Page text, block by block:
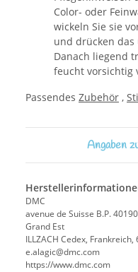
Color- oder
wickeln Sie sie
und drücken das
Danach liegend
feucht vorsichtig
Passendes Zubehör ,
Angaben
DMC
avenue de Suisse B.P. 40190
Grand Est
ILLZACH Cedex, Frankreich,
e.alagic@dmc.com
https://www.dmc.com